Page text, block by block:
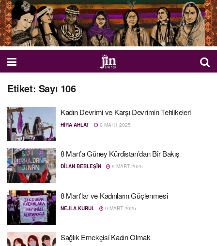
Etiket: Sayı 106
Kadın Devrimi ve Karşı Devrimin Tehlikeleri
HIRA AHLAT 9 MART 2025
8 Mart’a Güney Kürdistan’dan Bir Bakış
DÎLAN BEBLEŞÎN 9 MART 2025
8 Mart’lar ve Kadınların Güçlenmesi
NEJLA KURUL 9 MART 2025
Sağlık Emekçisi Kadın Olmak